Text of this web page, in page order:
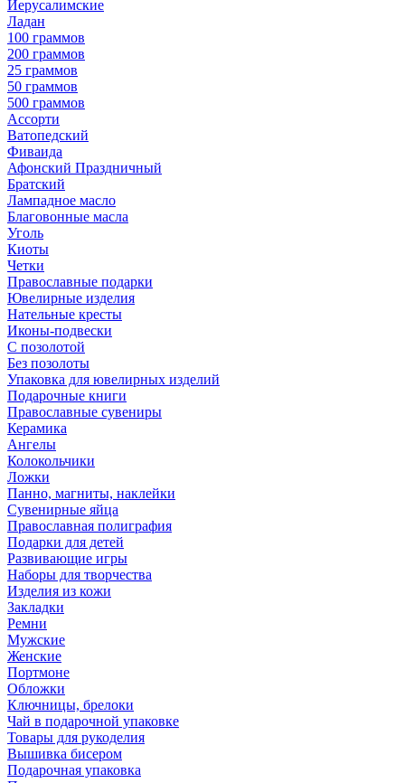
Иерусалимские
Ладан
100 граммов
200 граммов
25 граммов
50 граммов
500 граммов
Ассорти
Ватопедский
Фиваида
Афонский Праздничный
Братский
Лампадное масло
Благовонные масла
Уголь
Киоты
Четки
Православные подарки
Ювелирные изделия
Нательные кресты
Иконы-подвески
С позолотой
Без позолоты
Упаковка для ювелирных изделий
Подарочные книги
Православные сувениры
Керамика
Ангелы
Колокольчики
Ложки
Панно, магниты, наклейки
Сувенирные яйца
Православная полиграфия
Подарки для детей
Развивающие игры
Наборы для творчества
Изделия из кожи
Закладки
Ремни
Мужские
Женские
Портмоне
Обложки
Ключницы, брелоки
Чай в подарочной упаковке
Товары для рукоделия
Вышивка бисером
Подарочная упаковка